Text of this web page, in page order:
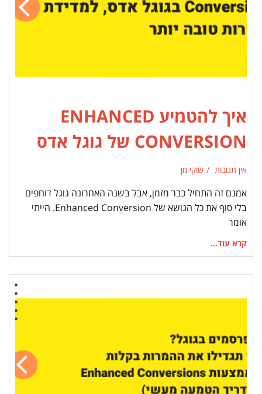
איך להטמיע ENHANCED
CONVERSION של גוגל אדס
אין תגובות שוקי מן
אמנם זה התחיל כבר מזמן, אבל בשנה האחרונה גוגל דוחפים
בלי סוף את כל הנושא של Enhanced Conversion. הייתי
אומר
קרא עוד...